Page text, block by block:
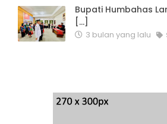
Bupati Humbahas
[...]
3 bulan yang lalu